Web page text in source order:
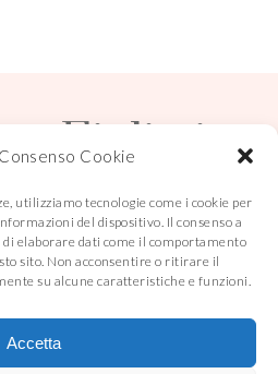
Cookie
utilizziamo tecnologie come i cookie per
del dispositivo. Il consenso a
elaborare dati come il comportamento
sito. Non acconsentire o ritirare il
su alcune caratteristiche e funzioni.
Accetta
Figlia in
IN CUCINA 2026. THEME BY BLUCHIC